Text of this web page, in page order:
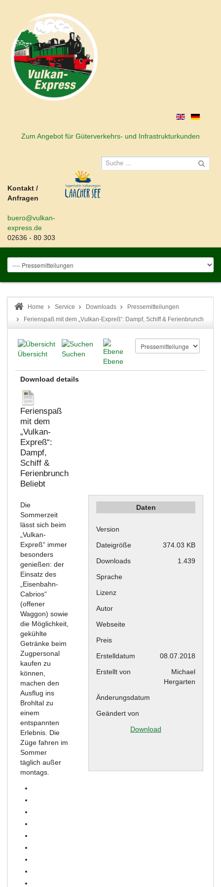
Zum Angebot für Güterverkehrs- und Infrastrukturkunden
Kontakt /
Anfragen
buero@vulkan-
express.de
02636 - 80 303
Home Service Downloads
Pressemitteilungen
Ferienspaß mit dem „Vulkan-Expreß“: Dampf, Schiff & Ferienbrunch
Übersicht
Suchen
Ebene
Download details
Ferienspaß
mit dem
„Vulkan-
Expreß“:
Dampf,
Schiff &
Ferienbrunch
Beliebt
Die
Sommerzeit
lässt sich beim
„Vulkan-
Expreß“ immer
besonders
genießen: der
Einsatz des
„Eisenbahn-
Cabrios“
(offener
Waggon) sowie
die Möglichkeit,
gekühlte
Getränke beim
Zugpersonal
kaufen zu
können,
machen den
Ausflug ins
Brohltal zu
einem
entspannten
Erlebnis. Die
Züge fahren im
Sommer
täglich außer
montags.
Daten
Version
Dateigröße
374.03 KB
Downloads
1.439
Sprache
Lizenz
Autor
Webseite
Preis
Erstelldatum
08.07.2018
Erstellt von
Michael
Hergarten
Änderungsdatum
Geändert von
Download